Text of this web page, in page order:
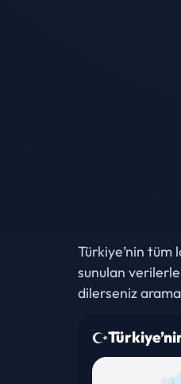
Türkiye’nin tüm
sunulan
dilerseniz